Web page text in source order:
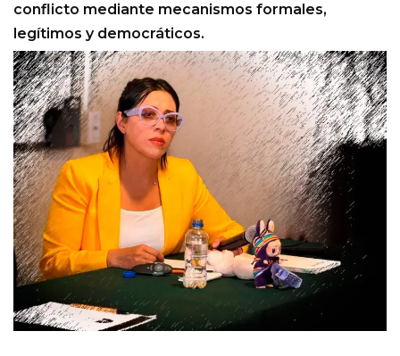
conflicto mediante mecanismos formales,
legítimos y democráticos.